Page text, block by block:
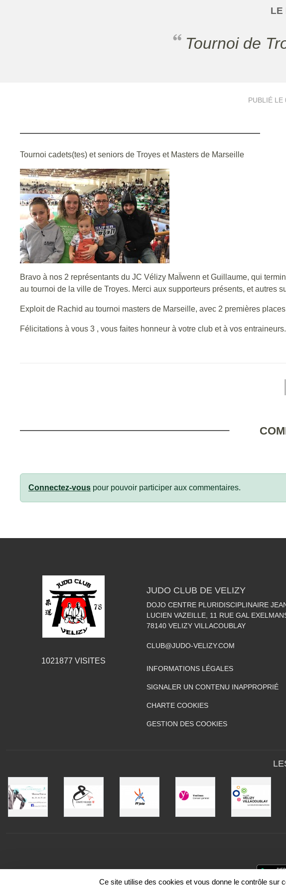
LE
Tournoi de
PUBLIÉ LE
Tournoi cadets(tes) et seniors de Troyes et Masters de Marseille
Bravo à nos 2 représentants du JC Vélizy MaÏwenn et Guillaume, qui
au tournoi de la ville de Troyes. Merci aux supporteurs présents, et autres
Exploit de Rachid au tournoi masters de Marseille, avec 2 premières
Félicitations à vous 3 , vous faites honneur à votre club et à vos entraineurs.
Connectez-vous pour pouvoir participer aux commentaires.
1021877 VISITES
JUDO CLUB DE VELIZY
DOJO CENTRE PLURIDISCIPLINAIRE
LUCIEN VAZEILLE, 11 RUE GAL
78140 VELIZY VILLACOUBLAY
CLUB@JUDO-VELIZY.COM
INFORMATIONS LÉGALES
SIGNALER UN CONTENU INAPPROPRIÉ
CHARTE COOKIES
GESTION DES COOKIES
Ce site utilise des cookies et vous donne le contrôle sur